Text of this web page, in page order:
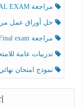
مراجعة FINAL EXAMاللغة الإنجليزية الصف الخامس الفصل الثالث
حل أوراق عمل مراجعة
مراجعة Preparation for the Final exam اللغة الإنجليزية الصف الرابع الفصل الثالث
تدريبات عامة
نموذج امتحان نهائي